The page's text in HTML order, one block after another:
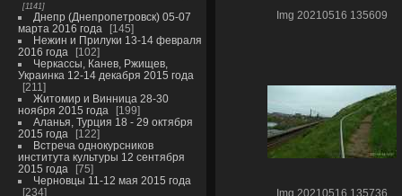
1141
Днепр (Днепропетровск) 05-07
марта 2016 года
145
Нежин и Прилуки 13-14 февраля
2016 года
102
Черкассы, Канев, Ржищев,
Украинка 12-14 декабря 2015 года
211
Житомир и Винница 28-30
ноября 2015 года
199
Аланья, Турция 18 - 29 октября
2015 года
122
Встреча однокурсников
института культуры 12 сентября
2015 года
75
Черновцы 11-12 мая 2015 года
234
Img 20210516 135609
Img 20210516 135736